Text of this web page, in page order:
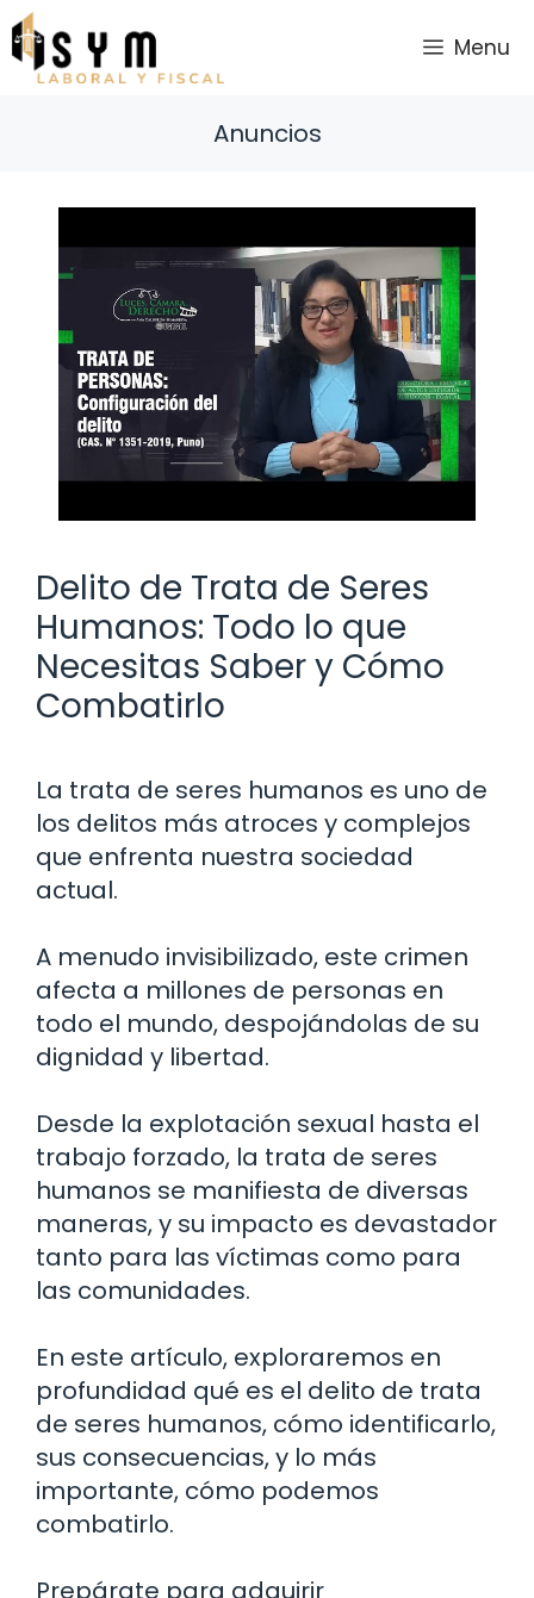
Saltar
al
contenido
Menu
Anuncios
Delito de Trata de Seres
Humanos: Todo lo que
Necesitas Saber y Cómo
Combatirlo
La trata de seres humanos es uno de
los delitos más atroces y complejos
que enfrenta nuestra sociedad
actual.
A menudo invisibilizado, este crimen
afecta a millones de personas en
todo el mundo, despojándolas de su
dignidad y libertad.
Desde la explotación sexual hasta el
trabajo forzado, la trata de seres
humanos se manifiesta de diversas
maneras, y su impacto es devastador
tanto para las víctimas como para
las comunidades.
En este artículo, exploraremos en
profundidad qué es el delito de trata
de seres humanos, cómo identificarlo,
sus consecuencias, y lo más
importante, cómo podemos
combatirlo.
Prepárate para adquirir